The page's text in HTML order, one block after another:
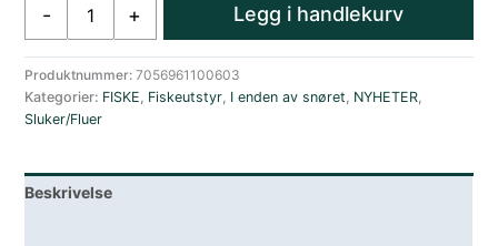
-
40
18
Gram
med
røde
+ Legg i handlekurv
Produktnummer:7056961100603
Kategorier: FISKE, Fiskeutstyr, I enden av snøret, NYHETER,
Sluker/Fluer
Beskrivelse